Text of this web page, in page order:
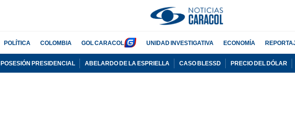
POLÍTICA COLOMBIA GOL CARACOL UNIDAD INVESTIGATIVA ECONOMÍA
POSESIÓN PRESIDENCIAL ABELARDO DE LA ESPRIELLA CASO BLESSD PRECIO DEL DÓLAR